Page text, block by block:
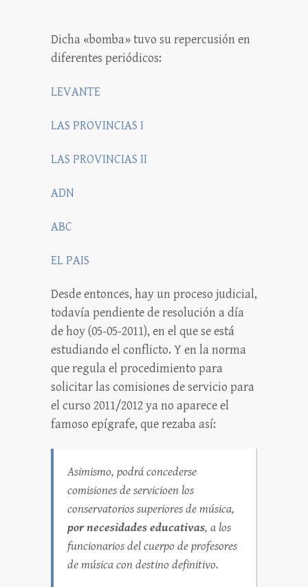
Dicha «bomba» tuvo su repercusión en
diferentes periódicos:
LEVANTE
LAS PROVINCIAS I
LAS PROVINCIAS II
ADN
ABC
EL PAIS
Desde entonces, hay un proceso judicial,
todavía pendiente de resolución a día
de hoy (05-05-2011), en el que se está
estudiando el conflicto. Y en la norma
que regula el procedimiento para
solicitar las comisiones de servicio para
el curso 2011/2012 ya no aparece el
famoso epígrafe, que rezaba así:
Asimismo, podrá concederse
comisiones de servicioen los
conservatorios superiores de música,
por necesidades educativas, a los
funcionarios del cuerpo de profesores
de música con destino definitivo.